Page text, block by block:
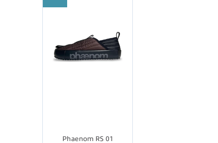
Phaenom RS 01